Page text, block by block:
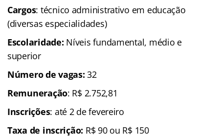
Cargos: técnico administrativo em educação
(diversas especialidades)
Escolaridade: Níveis fundamental, médio e
superior
Número de vagas:32
Remuneração: R$ 2.752,81
Inscrições: até 2 de fevereiro
Taxa de inscrição: R$ 90 ou R$ 150